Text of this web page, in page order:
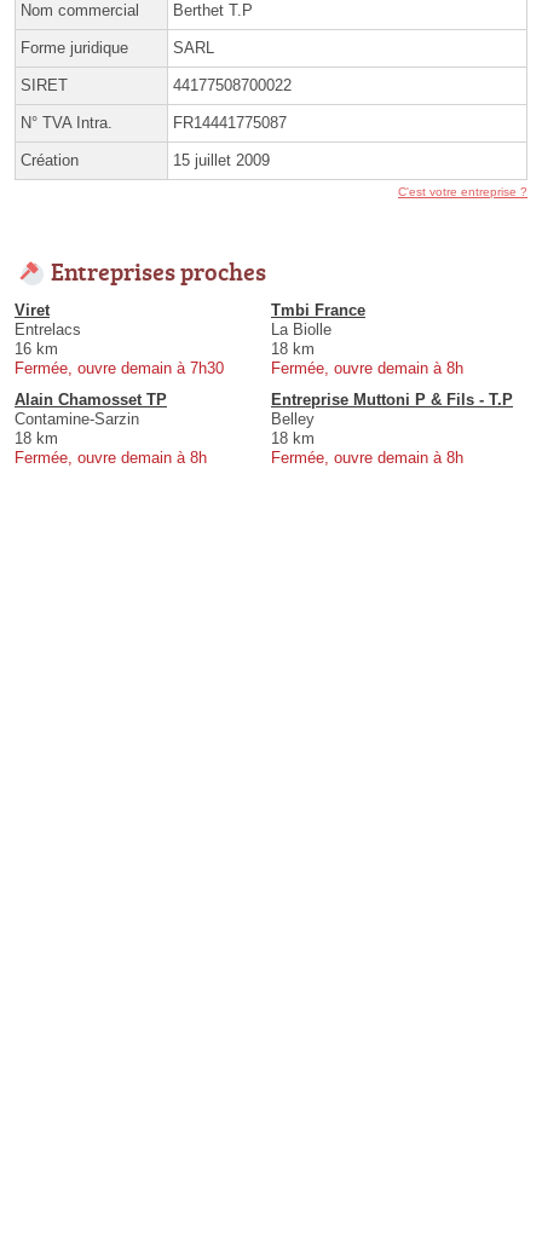
Nom commercial Berthet T.P
Forme juridique SARL
SIRET 44177508700022
N° TVA Intra. FR14441775087
Création 15 juillet 2009
C'est votre entreprise ?
Entreprises proches
Viret
Entrelacs
16 km
Fermée, ouvre demain à 7h30
Tmbi France
La Biolle
18 km
Fermée, ouvre demain à 8h
Alain Chamosset TP
Contamine-Sarzin
18 km
Fermée, ouvre demain à 8h
Entreprise Muttoni P & Fils - T.P
Belley
18 km
Fermée, ouvre demain à 8h